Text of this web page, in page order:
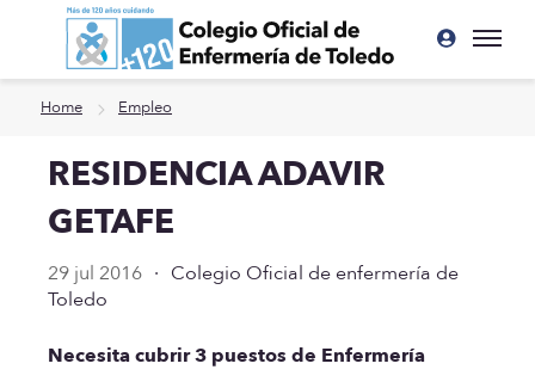
Ir a contenido principal
Home Empleo
RESIDENCIA ADAVIR
GETAFE
29 jul 2016 · Colegio Oficial de enfermería de
Toledo
Necesita cubrir 3 puestos de Enfermería